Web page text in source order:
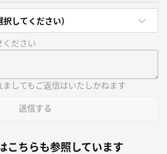
択してください)
ください
してもご返信はいたしかねます
送信する
こちらも参照しています